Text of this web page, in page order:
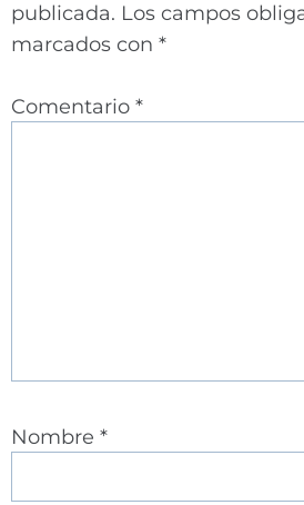
publicada. Los campos
marcados con *
Comentario *
Nombre *